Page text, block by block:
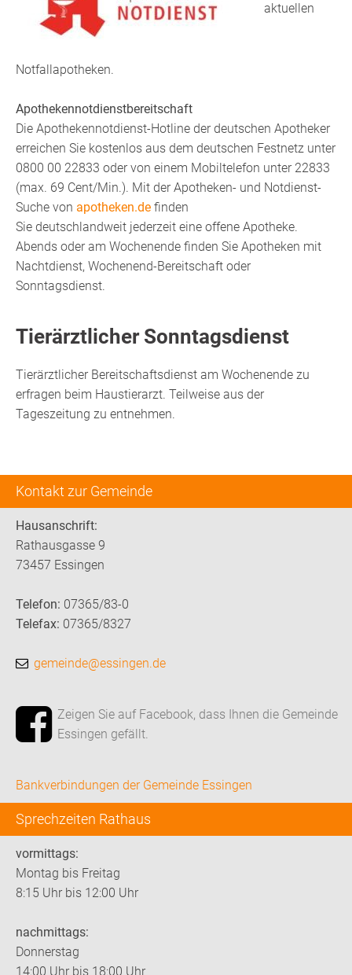
Kontakt zur Gemeinde
Hausanschrift:
Rathausgasse 9
73457 Essingen
Telefon: 07365/83-0
Telefax: 07365/8327
gemeinde@essingen.de
Zeigen Sie auf Facebook, dass Ihnen die Gemeinde
Essingen gefällt.
Bankverbindungen der Gemeinde Essingen
Sprechzeiten Rathaus
vormittags:
Montag bis Freitag
8:15 Uhr bis 12:00 Uhr
nachmittags:
Donnerstag
14:00 Uhr bis 18:00 Uhr
aktuellen
Notfallapotheken.
Apothekennotdienstbereitschaft
Die Apothekennotdienst-Hotline der deutschen Apotheker
erreichen Sie kostenlos aus dem deutschen Festnetz unter
0800 00 22833 oder von einem Mobiltelefon unter 22833
(max. 69 Cent/Min.). Mit der Apotheken- und Notdienst-
Suche von apotheken.de finden
Sie deutschlandweit jederzeit eine offene Apotheke.
Abends oder am Wochenende finden Sie Apotheken mit
Nachtdienst, Wochenend-Bereitschaft oder
Sonntagsdienst.
Tierärztlicher Sonntagsdienst
Tierärztlicher Bereitschaftsdienst am Wochenende zu
erfragen beim Haustierarzt. Teilweise aus der
Tageszeitung zu entnehmen.